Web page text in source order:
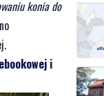
FACEBOOK
z OSP